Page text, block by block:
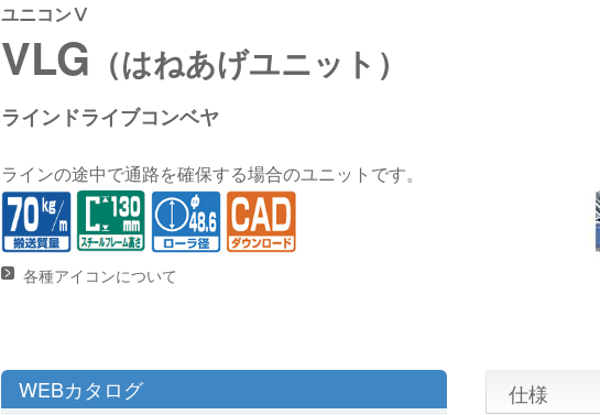
ユニコンⅤ
VLG （はねあげユニット）
ラインドライブコンベヤ
ラインの途中で通路を確保する場合のユニットです。
各種アイコンについて
WEBカタログ
仕様